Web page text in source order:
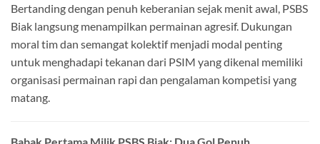
Bertanding dengan penuh keberanian sejak menit awal, PSBS
Biak langsung menampilkan permainan agresif. Dukungan
moral tim dan semangat kolektif menjadi modal penting
untuk menghadapi tekanan dari PSIM yang dikenal memiliki
organisasi permainan rapi dan pengalaman kompetisi yang
matang.
Babak Pertama Milik PSBS Biak: Dua Gol Penuh